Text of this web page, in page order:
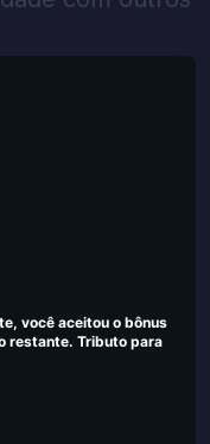
você aceitou o bônus
restante. Tributo para